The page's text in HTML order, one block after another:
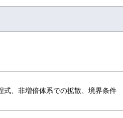
式、非増倍体系での拡散、境界条件